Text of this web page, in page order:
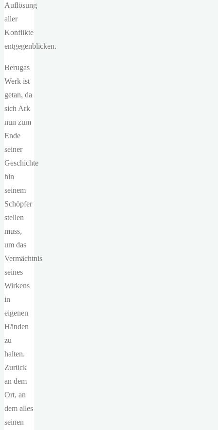
Auflösung
aller
Konflikte
entgegenblicken.
Berugas
Werk ist
getan, da
sich Ark
nun zum
Ende
seiner
Geschichte
hin
seinem
Schöpfer
stellen
muss,
um das
Vermächtnis
seines
Wirkens
in
eigenen
Händen
zu
halten.
Zurück
an dem
Ort, an
dem alles
seinen